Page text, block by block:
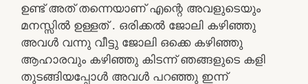
ഉണ്ട് അത് തന്നെയാണ് എന്റെ അവളുടെയും
മനസ്സിൽ ഉള്ളത് . ഒരിക്കൽ ജോലി കഴിഞ്ഞു
അവൾ വന്നു വീട്ടു ജോലി ഒക്കെ കഴിഞ്ഞു
ആഹാരവും കഴിഞ്ഞു കിടന്ന് ഞങ്ങളുടെ കളി
തുടങ്ങിയപ്പോൾ അവൾ പറഞ്ഞു ഇന്ന്